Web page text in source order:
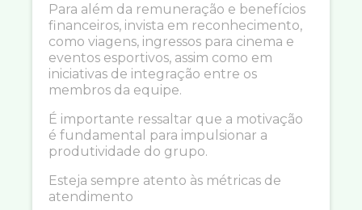
Para além da remuneração e benefícios
financeiros, invista em reconhecimento,
como viagens, ingressos para cinema e
eventos esportivos, assim como em
iniciativas de integração entre os
membros da equipe.
É importante ressaltar que a motivação
é fundamental para impulsionar a
produtividade do grupo.
Esteja sempre atento às métricas de
atendimento